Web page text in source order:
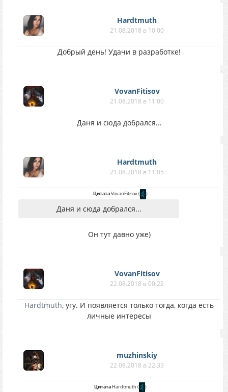
Hardtmuth
21.08.2018 в 10:00
Добрый день! Удачи в разработке!
VovanFitisov
21.08.2018 в 11:00
Даня и сюда добрался...
Hardtmuth
21.08.2018 в 11:05
ЦитатаVovanFitisov( )
Даня и сюда добрался...
Он тут давно уже)
VovanFitisov
22.08.2018 в 00:22
Hardtmuth, угу. И появляется только тогда, когда есть
личные интересы
muzhinskiy
22.08.2018 в 22:33
ЦитатаHardtmuth ( )